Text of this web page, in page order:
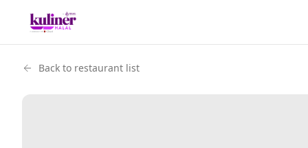
Back to restaurant list